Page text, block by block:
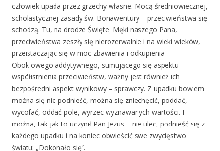
człowiek upada przez grzechy własne. Mocą średniowiecznej,
scholastycznej zasady św. Bonawentury – przeciwieństwa się
schodzą. Tu, na drodze Świętej Męki naszego Pana,
przeciwieństwa zeszły się nierozerwalnie i na wieki wieków,
przeistaczając się w moc zbawienia i odkupienia.
Obok owego addytywnego, sumującego się aspektu
współistnienia przeciwieństw, ważny jest również ich
bezpośredni aspekt wynikowy – sprawczy. Z upadku bowiem
można się nie podnieść, można się zniechęcić, poddać,
wycofać, oddać pole, wyrzec wyznawanych wartości. I
można, tak jak to uczynił Pan Jezus – nie ulec, podnieść się z
każdego upadku i na koniec obwieścić swe zwycięstwo
światu: „Dokonało się”.